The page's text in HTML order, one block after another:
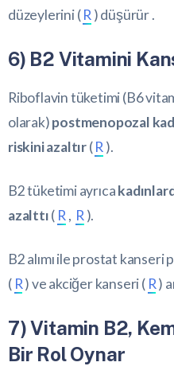
düzeylerini (R) düşürür .
6) B2 Vitamini
Riboflavin tüketimi (B6
olarak)postmenopozal
riskini azaltır(R).
B2 tüketimi ayrıca
azalttı( R, R).
B2 alımı ile prostat kanseri
( R) ve akciğer kanseri ( R)
7) Vitamin B2,
Bir Rol Oynar